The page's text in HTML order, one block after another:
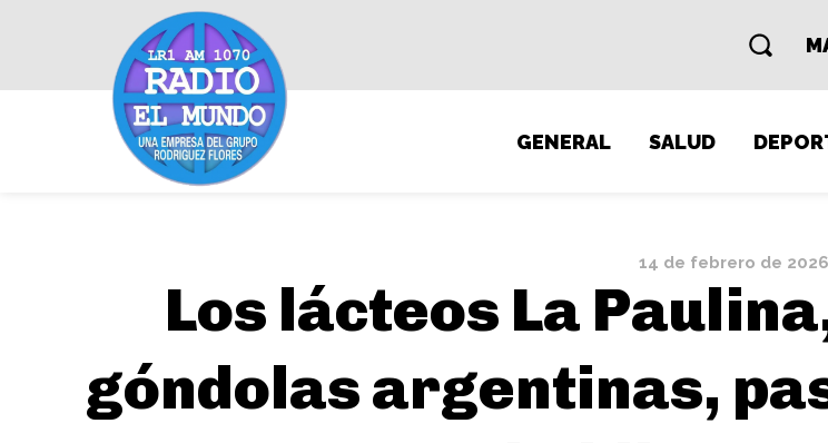
GENERAL SALUD
14 de febrero de 2026
Los lácteos La
góndolas argentinas,